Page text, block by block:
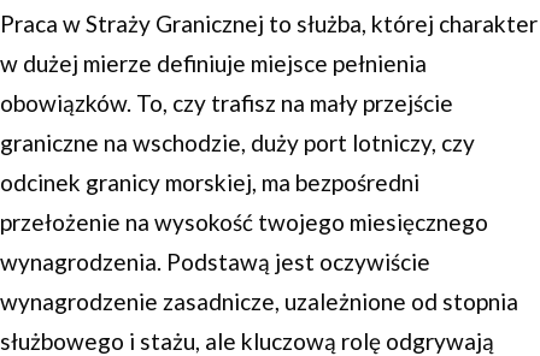
Praca w Straży Granicznej to służba, której charakter
w dużej mierze definiuje miejsce pełnienia
obowiązków. To, czy trafisz na mały przejście
graniczne na wschodzie, duży port lotniczy, czy
odcinek granicy morskiej, ma bezpośredni
przełożenie na wysokość twojego miesięcznego
wynagrodzenia. Podstawą jest oczywiście
wynagrodzenie zasadnicze, uzależnione od stopnia
służbowego i stażu, ale kluczową rolę odgrywają